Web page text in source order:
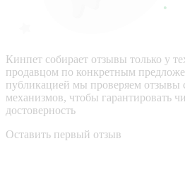
Кинпет собирает отзывы только у
продавцом по конкретным
публикацией мы проверяем отзывы
механизмов, чтобы гарантировать
достоверность
Оставить первый отзыв